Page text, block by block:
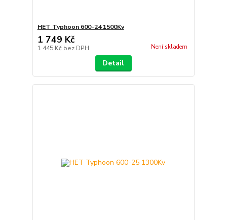
HET Typhoon 600-24 1500Kv
1 749 Kč
1 445 Kč bez DPH Není skladem
Detail